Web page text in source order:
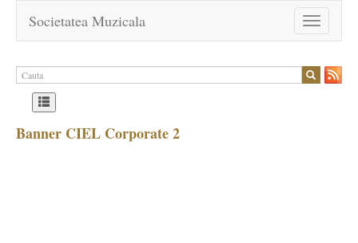
Toggle
navigation
Societatea Muzicala
Banner CIEL Corporate 2